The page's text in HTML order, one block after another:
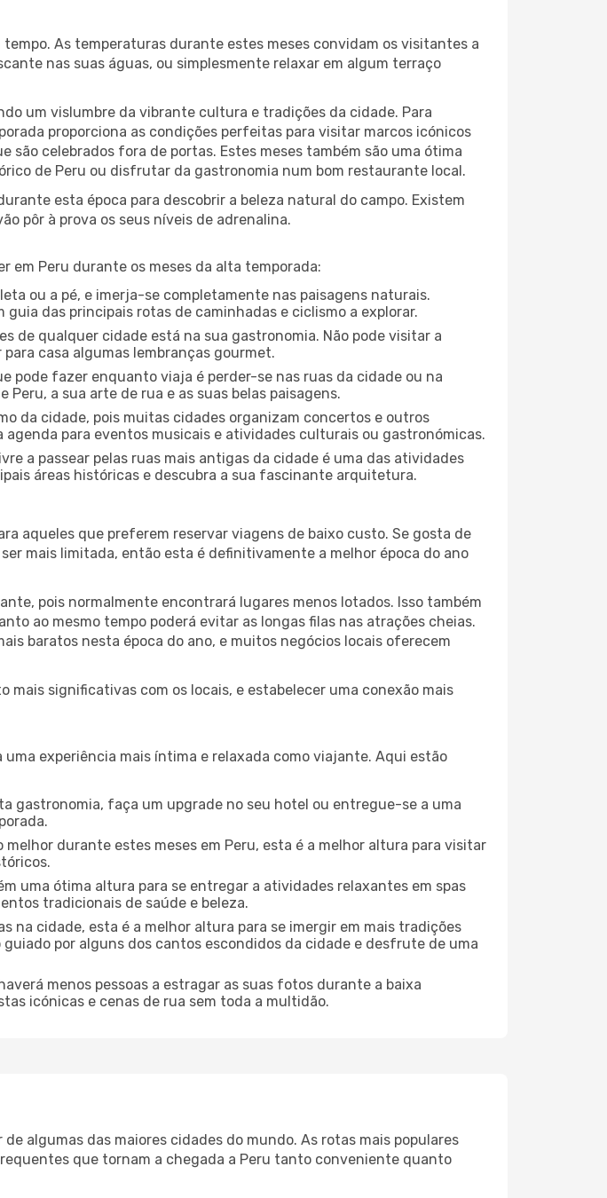
As temperaturas durante estes meses convidam os visitantes a
nas suas águas, ou simplesmente relaxar em algum terraço
um vislumbre da vibrante cultura e tradições da cidade. Para
proporciona as condições perfeitas para visitar marcos icónicos
celebrados fora de portas. Estes meses também são uma ótima
de Peru ou disfrutar da gastronomia num bom restaurante local.
esta época para descobrir a beleza natural do campo. Existem
pôr à prova os seus níveis de adrenalina.
em Peru durante os meses da alta temporada:
ou a pé, e imerja-se completamente nas paisagens naturais.
das principais rotas de caminhadas e ciclismo a explorar.
de qualquer cidade está na sua gastronomia. Não pode visitar a
casa algumas lembranças gourmet.
pode fazer enquanto viaja é perder-se nas ruas da cidade ou na
a sua arte de rua e as suas belas paisagens.
da cidade, pois muitas cidades organizam concertos e outros
para eventos musicais e atividades culturais ou gastronómicas.
a passear pelas ruas mais antigas da cidade é uma das atividades
áreas históricas e descubra a sua fascinante arquitetura.
aqueles que preferem reservar viagens de baixo custo. Se gosta de
mais limitada, então esta é definitivamente a melhor época do ano
pois normalmente encontrará lugares menos lotados. Isso também
ao mesmo tempo poderá evitar as longas filas nas atrações cheias.
baratos nesta época do ano, e muitos negócios locais oferecem
significativas com os locais, e estabelecer uma conexão mais
experiência mais íntima e relaxada como viajante. Aqui estão
gastronomia, faça um upgrade no seu hotel ou entregue-se a uma
melhor durante estes meses em Peru, esta é a melhor altura para visitar
uma ótima altura para se entregar a atividades relaxantes em spas
tradicionais de saúde e beleza.
na cidade, esta é a melhor altura para se imergir em mais tradições
por alguns dos cantos escondidos da cidade e desfrute de uma
menos pessoas a estragar as suas fotos durante a baixa
icónicas e cenas de rua sem toda a multidão.
algumas das maiores cidades do mundo. As rotas mais populares
que tornam a chegada a Peru tanto conveniente quanto